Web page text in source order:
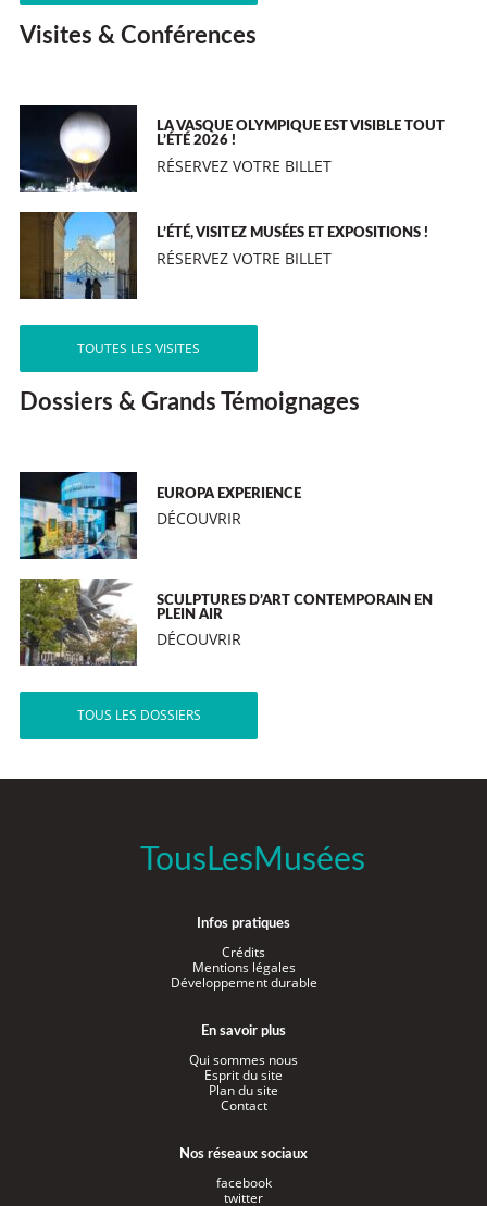
Visites & Conférences
LA VASQUE OLYMPIQUE EST VISIBLE TOUT
L’ÉTÉ 2026 !
RÉSERVEZ VOTRE BILLET
L’ÉTÉ, VISITEZ MUSÉES ET EXPOSITIONS !
RÉSERVEZ VOTRE BILLET
TOUTES LES VISITES
Dossiers & Grands Témoignages
EUROPA EXPERIENCE
DÉCOUVRIR
SCULPTURES D’ART CONTEMPORAIN EN
PLEIN AIR
DÉCOUVRIR
TOUS LES DOSSIERS
TousLesMusées
Infos pratiques
Crédits
Mentions légales
Développement durable
En savoir plus
Qui sommes nous
Esprit du site
Plan du site
Contact
Nos réseaux sociaux
facebook
twitter